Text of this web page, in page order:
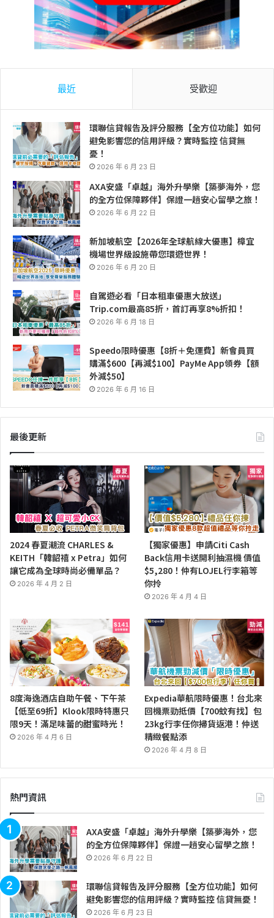
最近 受歡迎
環聯信貸報告及評分服務【全方位功能】如何
避免影響您的信用評級？實時監控 信貸無
憂！
2026 年 6 月 23 日
AXA安盛「卓越」海外升學樂【築夢海外，您
的全方位保障夥伴】保證一趟安心留學之旅！
2026 年 6 月 22 日
新加坡航空【2026年全球航線大優惠】樟宜
機場世界級設施帶您環遊世界！
2026 年 6 月 20 日
自駕遊必看「日本租車優惠大放送」
Trip.com最高85折，首訂再享8%折扣！
2026 年 6 月 18 日
Speedo限時優惠【8折＋免運費】新會員買
購滿$600【再減$100】PayMe App領券【額
外減$50】
2026 年 6 月 16 日
最後更新
2024 春夏潮流 CHARLES &
KEITH「韓韶禧 x Petra」如何
讓它成為全球時尚必備單品？
2026 年 4 月 2 日
【獨家優惠】申請Citi Cash
Back信用卡送開利抽濕機 價值
$5,280！仲有LOJEL行李箱等
你拎
2026 年 4 月 4 日
8度海逸酒店自助午餐、下午茶
【低至69折】Klook限時特惠只
限9天！滿足味蕾的甜蜜時光！
2026 年 4 月 6 日
Expedia華航限時優惠！台北來
回機票勁抵價【700蚊有找】包
23kg行李任你掃貨返港！仲送
精緻餐點添
2026 年 4 月 8 日
熱門資訊
AXA安盛「卓越」海外升學樂【築夢海外，您
的全方位保障夥伴】保證一趟安心留學之旅！
2026 年 6 月 22 日
環聯信貸報告及評分服務【全方位功能】如何
避免影響您的信用評級？實時監控 信貸無憂！
2026 年 6 月 23 日